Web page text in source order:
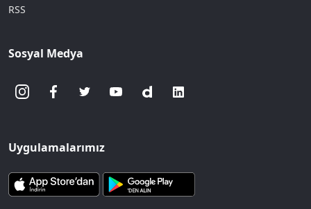
RSS
Sosyal Medya
Uygulamalarımız